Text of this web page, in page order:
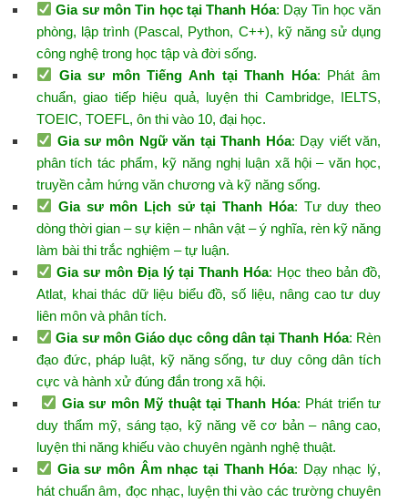
Gia sư môn Tin học tại Thanh Hóa: Dạy Tin học văn
phòng, lập trình (Pascal, Python, C++), kỹ năng sử dụng
công nghệ trong học tập và đời sống.
Gia sư môn Tiếng Anh tại Thanh Hóa: Phát âm
chuẩn, giao tiếp hiệu quả, luyện thi Cambridge, IELTS,
TOEIC, TOEFL, ôn thi vào 10, đại học.
Gia sư môn Ngữ văn tại Thanh Hóa: Dạy viết văn,
phân tích tác phẩm, kỹ năng nghị luận xã hội – văn học,
truyền cảm hứng văn chương và kỹ năng sống.
Gia sư môn Lịch sử tại Thanh Hóa: Tư duy theo
dòng thời gian – sự kiện – nhân vật – ý nghĩa, rèn kỹ năng
làm bài thi trắc nghiệm – tự luận.
Gia sư môn Địa lý tại Thanh Hóa: Học theo bản đồ,
Atlat, khai thác dữ liệu biểu đồ, số liệu, nâng cao tư duy
liên môn và phân tích.
Gia sư môn Giáo dục công dân tại Thanh Hóa: Rèn
đạo đức, pháp luật, kỹ năng sống, tư duy công dân tích
cực và hành xử đúng đắn trong xã hội.
Gia sư môn Mỹ thuật tại Thanh Hóa: Phát triển tư
duy thẩm mỹ, sáng tạo, kỹ năng vẽ cơ bản – nâng cao,
luyện thi năng khiếu vào chuyên ngành nghệ thuật.
Gia sư môn Âm nhạc tại Thanh Hóa: Dạy nhạc lý,
hát chuẩn âm, đọc nhạc, luyện thi vào các trường chuyên